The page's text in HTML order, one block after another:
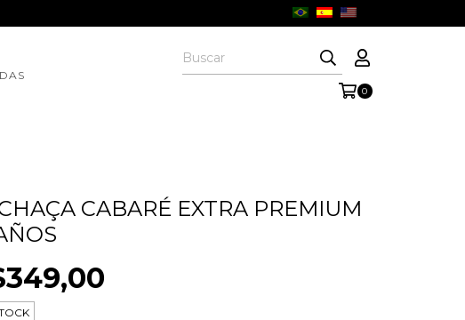
0
CABARÉ EXTRA PREMIUM